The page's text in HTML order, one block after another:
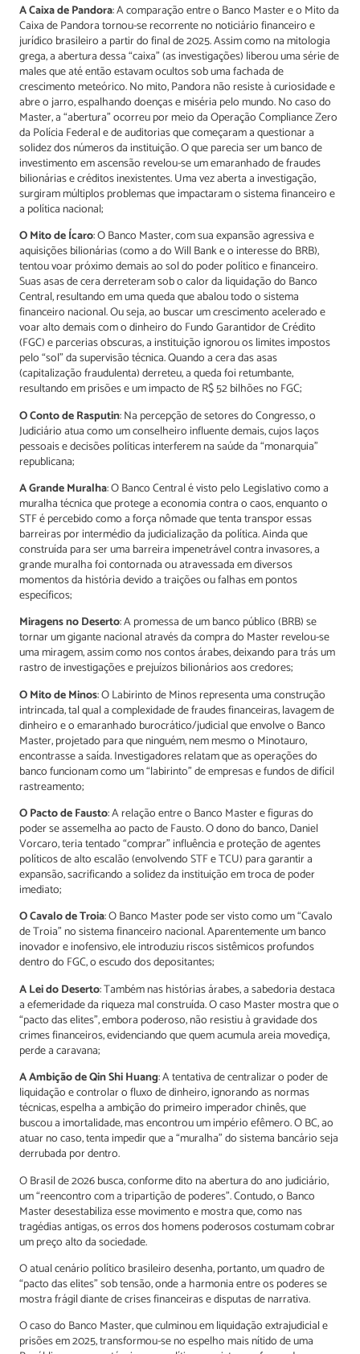
A Caixa de Pandora: A comparação entre o Banco Master e o Mito da
Caixa de Pandora tornou-se recorrente no noticiário financeiro e
jurídico brasileiro a partir do final de 2025. Assim como na mitologia
grega, a abertura dessa “caixa” (as investigações) liberou uma série de
males que até então estavam ocultos sob uma fachada de
crescimento meteórico. No mito, Pandora não resiste à curiosidade e
abre o jarro, espalhando doenças e miséria pelo mundo. No caso do
Master, a “abertura” ocorreu por meio da Operação Compliance Zero
da Polícia Federal e de auditorias que começaram a questionar a
solidez dos números da instituição. O que parecia ser um banco de
investimento em ascensão revelou-se um emaranhado de fraudes
bilionárias e créditos inexistentes. Uma vez aberta a investigação,
surgiram múltiplos problemas que impactaram o sistema financeiro e
a política nacional;
O Mito de Ícaro: O Banco Master, com sua expansão agressiva e
aquisições bilionárias (como a do Will Bank e o interesse do BRB),
tentou voar próximo demais ao sol do poder político e financeiro.
Suas asas de cera derreteram sob o calor da liquidação do Banco
Central, resultando em uma queda que abalou todo o sistema
financeiro nacional. Ou seja, ao buscar um crescimento acelerado e
voar alto demais com o dinheiro do Fundo Garantidor de Crédito
(FGC) e parcerias obscuras, a instituição ignorou os limites impostos
pelo “sol” da supervisão técnica. Quando a cera das asas
(capitalização fraudulenta) derreteu, a queda foi retumbante,
resultando em prisões e um impacto de R$ 52 bilhões no FGC;
O Conto de Rasputin: Na percepção de setores do Congresso, o
Judiciário atua como um conselheiro influente demais, cujos laços
pessoais e decisões políticas interferem na saúde da “monarquia”
republicana;
A Grande Muralha: O Banco Central é visto pelo Legislativo como a
muralha técnica que protege a economia contra o caos, enquanto o
STF é percebido como a força nômade que tenta transpor essas
barreiras por intermédio da judicialização da política. Ainda que
construída para ser uma barreira impenetrável contra invasores, a
grande muralha foi contornada ou atravessada em diversos
momentos da história devido a traições ou falhas em pontos
específicos;
Miragens no Deserto: A promessa de um banco público (BRB) se
tornar um gigante nacional através da compra do Master revelou-se
uma miragem, assim como nos contos árabes, deixando para trás um
rastro de investigações e prejuízos bilionários aos credores;
O Mito de Minos: O Labirinto de Minos representa uma construção
intrincada, tal qual a complexidade de fraudes financeiras, lavagem de
dinheiro e o emaranhado burocrático/judicial que envolve o Banco
Master, projetado para que ninguém, nem mesmo o Minotauro,
encontrasse a saída. Investigadores relatam que as operações do
banco funcionam como um “labirinto” de empresas e fundos de difícil
rastreamento;
O Pacto de Fausto: A relação entre o Banco Master e figuras do
poder se assemelha ao pacto de Fausto. O dono do banco, Daniel
Vorcaro, teria tentado “comprar” influência e proteção de agentes
políticos de alto escalão (envolvendo STF e TCU) para garantir a
expansão, sacrificando a solidez da instituição em troca de poder
imediato;
O Cavalo de Troia: O Banco Master pode ser visto como um “Cavalo
de Troia” no sistema financeiro nacional. Aparentemente um banco
inovador e inofensivo, ele introduziu riscos sistêmicos profundos
dentro do FGC, o escudo dos depositantes;
A Lei do Deserto: Também nas histórias árabes, a sabedoria destaca
a efemeridade da riqueza mal construída. O caso Master mostra que o
“pacto das elites”, embora poderoso, não resistiu à gravidade dos
crimes financeiros, evidenciando que quem acumula areia movediça,
perde a caravana;
A Ambição de Qin Shi Huang: A tentativa de centralizar o poder de
liquidação e controlar o fluxo de dinheiro, ignorando as normas
técnicas, espelha a ambição do primeiro imperador chinês, que
buscou a imortalidade, mas encontrou um império efêmero. O BC, ao
atuar no caso, tenta impedir que a “muralha” do sistema bancário seja
derrubada por dentro.
O Brasil de 2026 busca, conforme dito na abertura do ano judiciário,
um “reencontro com a tripartição de poderes”. Contudo, o Banco
Master desestabiliza esse movimento e mostra que, como nas
tragédias antigas, os erros dos homens poderosos costumam cobrar
um preço alto da sociedade.
O atual cenário político brasileiro desenha, portanto, um quadro de
“pacto das elites” sob tensão, onde a harmonia entre os poderes se
mostra frágil diante de crises financeiras e disputas de narrativa.
O caso do Banco Master, que culminou em liquidação extrajudicial e
prisões em 2025, transformou-se no espelho mais nítido de uma